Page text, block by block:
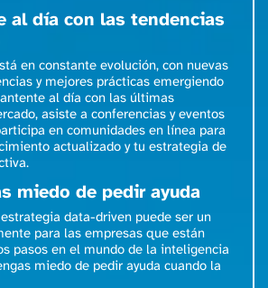
al día con las tendencias
en constante evolución, con nuevas
y mejores prácticas emergiendo
al día con las últimas
asiste a conferencias y eventos
en comunidades en línea para
actualizado y tu estrategia de
miedo de pedir ayuda
data-driven puede ser un
para las empresas que están
pasos en el mundo de la inteligencia
miedo de pedir ayuda cuando la